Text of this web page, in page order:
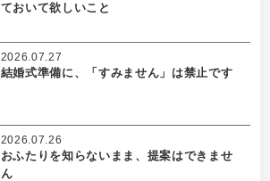
ておいて欲しいこと
結婚式準備に、「すみません」は禁止です
2026.07.27
おふたりを知らないまま、提案はできませ
ん
2026.07.26